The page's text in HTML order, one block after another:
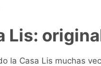
Lis:
la Casa Lis muchas